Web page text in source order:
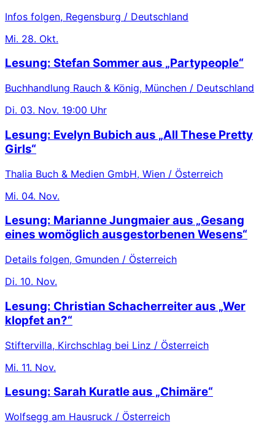
Infos folgen, Regensburg / Deutschland
Mi. 28. Okt.
Lesung: Stefan Sommer aus „Partypeople“
Buchhandlung Rauch & König, München / Deutschland
Di. 03. Nov. 19:00 Uhr
Lesung: Evelyn Bubich aus „All These Pretty
Girls“
Thalia Buch & Medien GmbH, Wien / Österreich
Mi. 04. Nov.
Lesung: Marianne Jungmaier aus „Gesang
eines womöglich ausgestorbenen Wesens“
Details folgen, Gmunden / Österreich
Di. 10. Nov.
Lesung: Christian Schacherreiter aus „Wer
klopfet an?“
Stiftervilla, Kirchschlag bei Linz / Österreich
Mi. 11. Nov.
Lesung: Sarah Kuratle aus „Chimäre“
Wolfsegg am Hausruck / Österreich